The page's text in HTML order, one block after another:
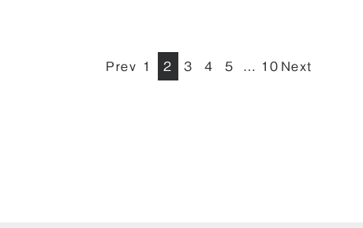
Prev 1 2 3 4 5 10 Next